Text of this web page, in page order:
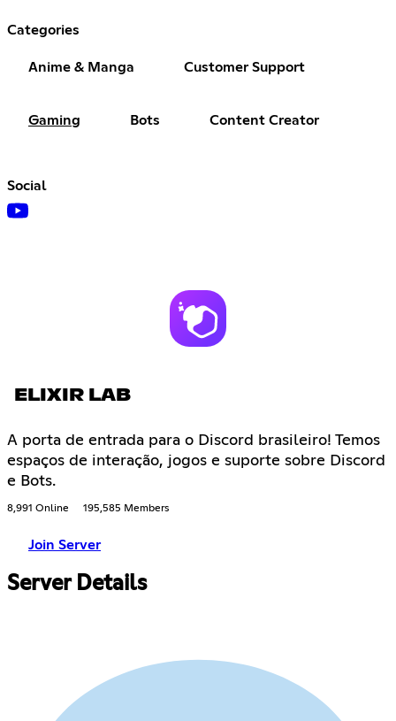
Categories
Anime & Manga Customer Support
Gaming Bots Content Creator
Social
ELIXIR LAB
A porta de entrada para o Discord brasileiro! Temos
espaços de interação, jogos e suporte sobre Discord
e Bots.
8,991 Online 195,585 Members
Join Server
Server Details